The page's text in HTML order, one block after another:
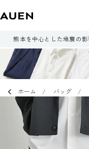
熊本を中心とした地震の
ホーム バッグ